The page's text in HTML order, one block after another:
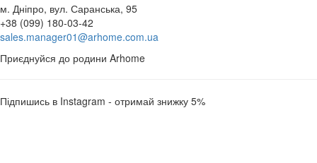
м. Дніпро, вул. Саранська, 95
+38 (099) 180-03-42
sales.manager01@arhome.com.ua
Приєднуйся до родини Arhome
Підпишись в Instagram - отримай знижку 5%